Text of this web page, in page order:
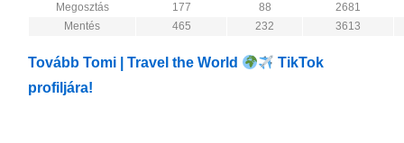
Megosztás
177 88
2681
Mentés
465 232 3613
Tovább Tomi | Travel the World
TikTok
profiljára!